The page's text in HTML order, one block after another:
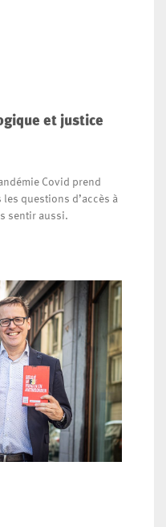
et justice
Covid prend
questions d’accès à
sentir aussi.